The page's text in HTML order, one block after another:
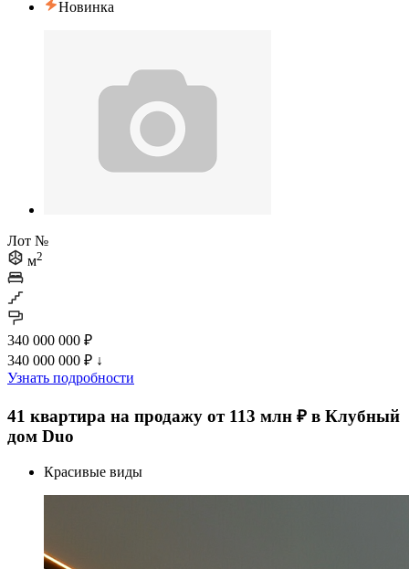
Новинка
Лот №
м2
340 000 000 ₽
340 000 000 ₽ ↓
Узнать подробности
41 квартира на продажу от 113 млн ₽ в Клубный
дом Duo
Красивые виды